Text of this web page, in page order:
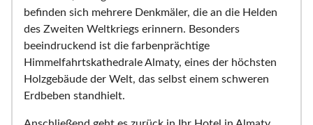
befinden sich mehrere Denkmäler, die an die Helden
des Zweiten Weltkriegs erinnern. Besonders
beeindruckend ist die farbenprächtige
Himmelfahrtskathedrale Almaty, eines der höchsten
Holzgebäude der Welt, das selbst einem schweren
Erdbeben standhielt.